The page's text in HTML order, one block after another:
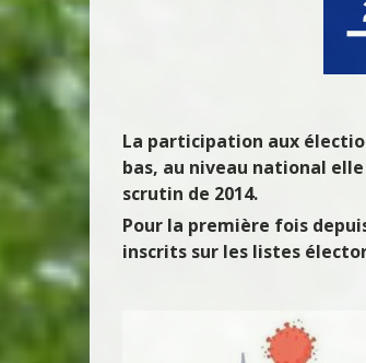
La participation aux
bas, au niveau national
scrutin de 2014.
Pour la première fois
inscrits sur les listes